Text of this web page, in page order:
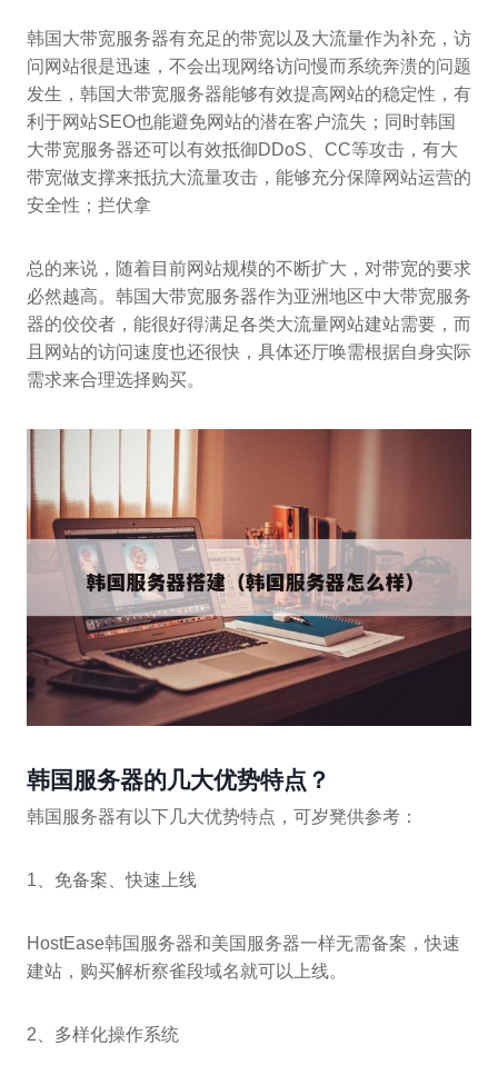
韩国大带宽服务器有充足的带宽以及大流量作为补充，访
问网站很是迅速，不会出现网络访问慢而系统奔溃的问题
发生，韩国大带宽服务器能够有效提高网站的稳定性，有
利于网站SEO也能避免网站的潜在客户流失；同时韩国
大带宽服务器还可以有效抵御DDoS、CC等攻击，有大
带宽做支撑来抵抗大流量攻击，能够充分保障网站运营的
安全性；拦伏拿
总的来说，随着目前网站规模的不断扩大，对带宽的要求
必然越高。韩国大带宽服务器作为亚洲地区中大带宽服务
器的佼佼者，能很好得满足各类大流量网站建站需要，而
且网站的访问速度也还很快，具体还厅唤需根据自身实际
需求来合理选择购买。
韩国服务器的几大优势特点？
韩国服务器有以下几大优势特点，可岁凳供参考：
1、免备案、快速上线
HostEase韩国服务器和美国服务器一样无需备案，快速
建站，购买解析察雀段域名就可以上线。
2、多样化操作系统